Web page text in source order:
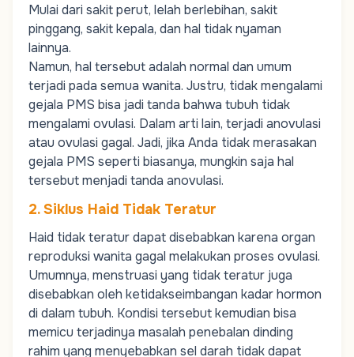
Mulai dari sakit perut, lelah berlebihan, sakit
pinggang, sakit kepala, dan hal tidak nyaman
lainnya.
Namun, hal tersebut adalah normal dan umum
terjadi pada semua wanita. Justru, tidak mengalami
gejala PMS bisa jadi tanda bahwa tubuh tidak
mengalami ovulasi. Dalam arti lain, terjadi anovulasi
atau ovulasi gagal. Jadi, jika Anda tidak merasakan
gejala PMS seperti biasanya, mungkin saja hal
tersebut menjadi tanda anovulasi.
2. Siklus Haid Tidak Teratur
Haid tidak teratur dapat disebabkan karena organ
reproduksi wanita gagal melakukan proses ovulasi.
Umumnya, menstruasi yang tidak teratur juga
disebabkan oleh ketidakseimbangan kadar hormon
di dalam tubuh. Kondisi tersebut kemudian bisa
memicu terjadinya masalah penebalan dinding
rahim yang menyebabkan sel darah tidak dapat